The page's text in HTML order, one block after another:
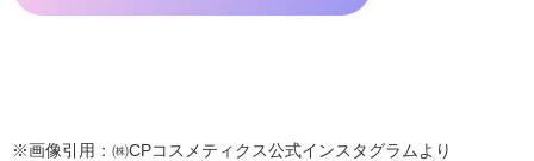
※画像引用：㈱CPコスメティクス公式インスタグラムより